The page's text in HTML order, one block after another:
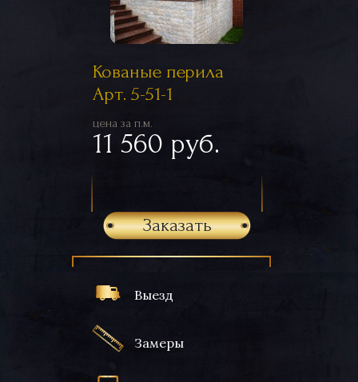
Выезд
Замеры
Кованые перила
Арт. 5-51-1
цена за п.м.
11 560 руб.
Заказать